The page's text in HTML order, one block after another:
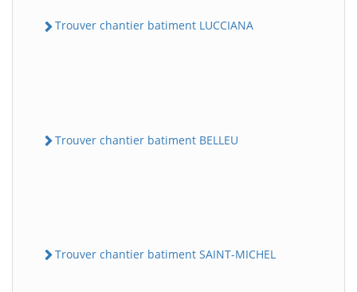
Trouver chantier batiment LUCCIANA
Trouver chantier batiment BELLEU
Trouver chantier batiment SAINT-MICHEL